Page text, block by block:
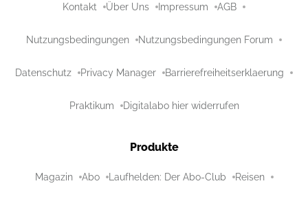
Kontakt Über Uns Impressum AGB
Nutzungsbedingungen Nutzungsbedingungen Forum
Datenschutz Privacy Manager Barrierefreiheitserklaerung
Praktikum Digitalabo hier widerrufen
Produkte
Magazin Abo Laufhelden: Der Abo-Club Reisen